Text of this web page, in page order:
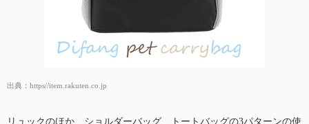
出典： https//item.rakuten.co.jp
リュックのほか、ショルダーバッグ、トートバッグの3パターンの使